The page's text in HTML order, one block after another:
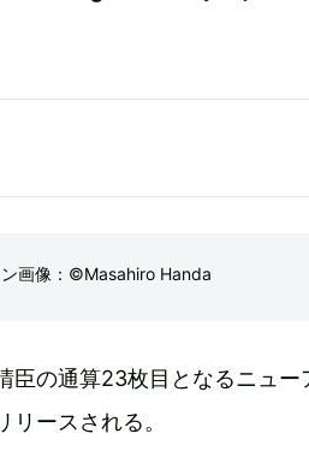
ン画像：©Masahiro Handa
臣の通算23枚目となるニュ
リースされる。